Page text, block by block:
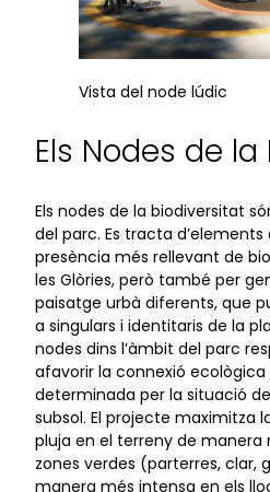
Vista del node lúdic
Els Nodes de
Els nodes de la biodiversitat
del parc. Es tracta
presència més rellevant de
les Glòries, però també per
paisatge urbà diferents, que
a singulars i identitaris de la
nodes dins l’àmbit del parc
afavorir la connexió
determinada per la situació
subsol. El projecte maximitza
pluja en el terreny de manera
zones verdes (parterres, clar,
manera més intensa en els